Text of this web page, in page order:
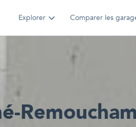
Explorer Comparer les